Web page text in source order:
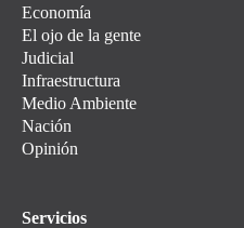
Economía
El ojo de la gente
Judicial
Infraestructura
Medio Ambiente
Nación
Opinión
Servicios